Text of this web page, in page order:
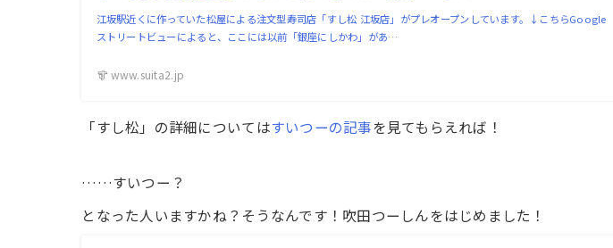
江坂駅近くに作っていた松屋による注文型寿司店「すし松 江坂店」がプレオープンしています。↓こちらGoogle
ストリートビューによると、ここには以前「銀座にしかわ」があ…
www.suita2.jp
「すし松」の詳細についてはすいつーの記事を見てもらえれば！
……すいつー？
となった人いますかね？そうなんです！吹田つーしんをはじめました！